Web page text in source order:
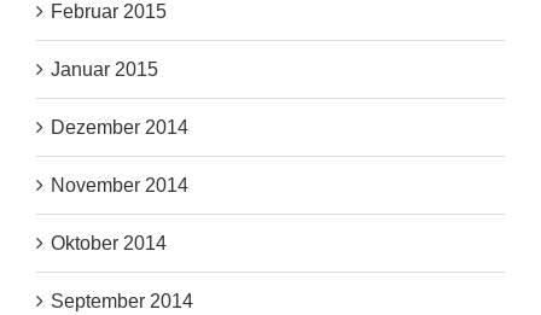
Februar 2015
Januar 2015
Dezember 2014
November 2014
Oktober 2014
September 2014